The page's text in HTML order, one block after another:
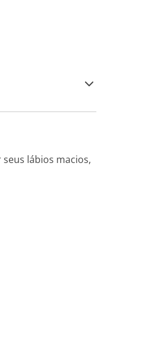
lábios macios,